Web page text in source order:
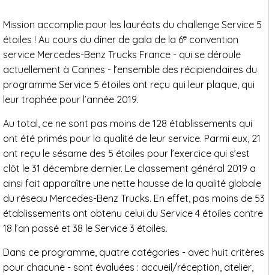
Mission accomplie pour les lauréats du challenge Service 5
étoiles ! Au cours du dîner de gala de la 6e convention
service Mercedes-Benz Trucks France - qui se déroule
actuellement à Cannes - l’ensemble des récipiendaires du
programme Service 5 étoiles ont reçu qui leur plaque, qui
leur trophée pour l’année 2019.
Au total, ce ne sont pas moins de 128 établissements qui
ont été primés pour la qualité de leur service. Parmi eux, 21
ont reçu le sésame des 5 étoiles pour l’exercice qui s’est
clôt le 31 décembre dernier. Le classement général 2019 a
ainsi fait apparaître une nette hausse de la qualité globale
du réseau Mercedes-Benz Trucks. En effet, pas moins de 53
établissements ont obtenu celui du Service 4 étoiles contre
18 l’an passé et 38 le Service 3 étoiles.
Dans ce programme, quatre catégories - avec huit critères
pour chacune - sont évaluées : accueil/réception, atelier,